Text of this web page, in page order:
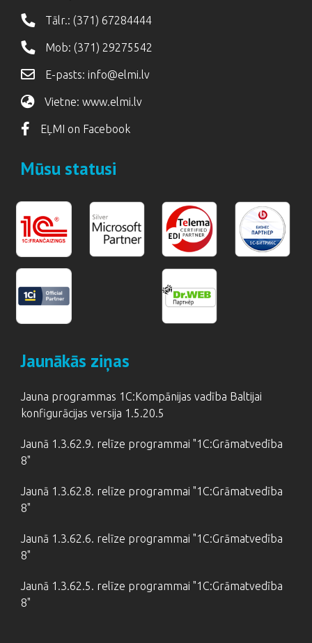
Tālr.: (371) 67284444
Mob: (371) 29275542
E-pasts: info@elmi.lv
Vietne: www.elmi.lv
EĻMI on Facebook
Mūsu statusi
Jaunākās ziņas
Jauna programmas 1C:Kompānijas vadība Baltijai
konfigurācijas versija 1.5.20.5
Jaunā 1.3.62.9. relīze programmai "1C:Grāmatvedība
8"
Jaunā 1.3.62.8. relīze programmai "1C:Grāmatvedība
8"
Jaunā 1.3.62.6. relīze programmai "1C:Grāmatvedība
8"
Jaunā 1.3.62.5. relīze programmai "1C:Grāmatvedība
8"